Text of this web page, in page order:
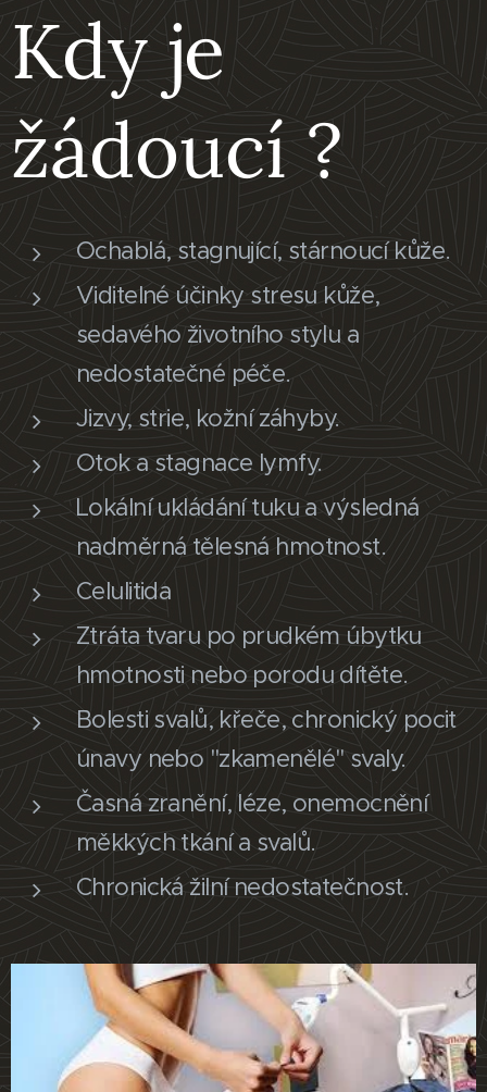
Kdy je
žádoucí ?
Ochablá, stagnující, stárnoucí kůže.
Viditelné účinky stresu kůže,
sedavého životního stylu a
nedostatečné péče.
Jizvy, strie, kožní záhyby.
Otok a stagnace lymfy.
Lokální ukládání tuku a výsledná
nadměrná tělesná hmotnost.
Celulitida
Ztráta tvaru po prudkém úbytku
hmotnosti nebo porodu dítěte.
Bolesti svalů, křeče, chronický pocit
únavy nebo "zkamenělé" svaly.
Časná zranění, léze, onemocnění
měkkých tkání a svalů.
Chronická žilní nedostatečnost.